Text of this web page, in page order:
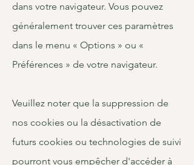
dans votre navigateur. Vous pouvez
généralement trouver ces paramètres
dans le menu « Options » ou «
Préférences » de votre navigateur.
Veuillez noter que la suppression de
nos cookies ou la désactivation de
futurs cookies ou technologies de suivi
pourront vous empêcher d'accéder à